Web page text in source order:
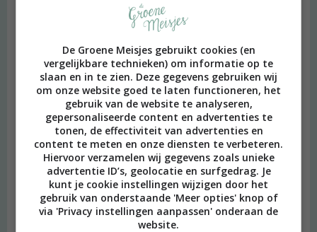
Je e-mailadres wordt niet gepubliceerd. Vereiste velden zijn
gemarkeerd met*
De Groene Meisjes gebruikt cookies (en
vergelijkbare technieken) om informatie op te
slaan en in te zien. Deze gegevens gebruiken wij
om onze website goed te laten functioneren, het
gebruik van de website te analyseren,
gepersonaliseerde content en advertenties te
tonen, de effectiviteit van advertenties en
content te meten en onze diensten te verbeteren.
Hiervoor verzamelen wij gegevens zoals unieke
advertentie ID’s, geolocatie en surfgedrag. Je
kunt je cookie instellingen wijzigen door het
gebruik van onderstaande 'Meer opties' knop of
via 'Privacy instellingen aanpassen' onderaan de
website.